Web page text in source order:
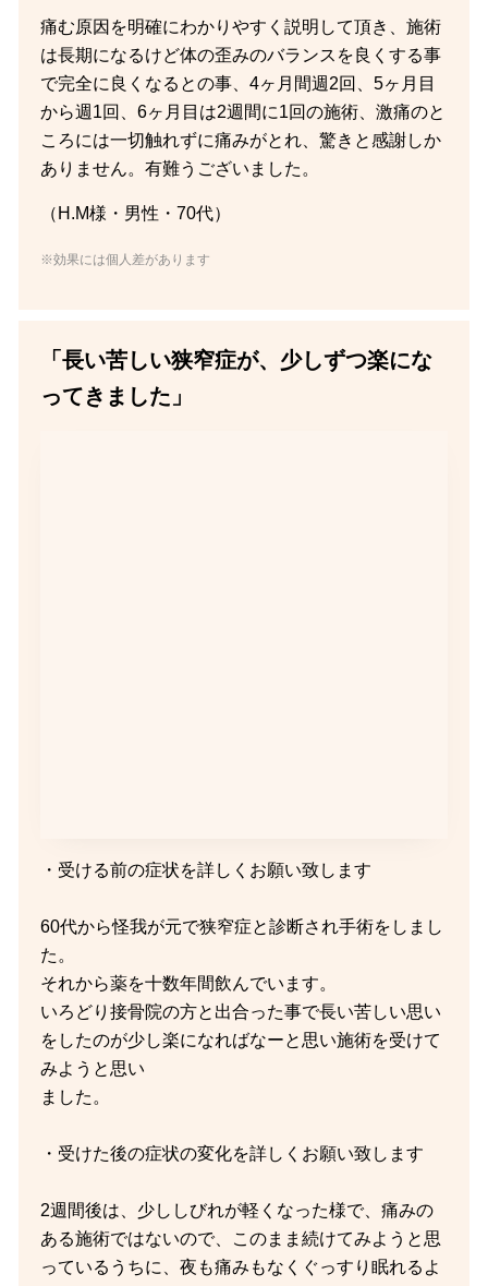
痛む原因を明確にわかりやすく説明して頂き、施術
は長期になるけど体の歪みのバランスを良くする事
で完全に良くなるとの事、4ヶ月間週2回、5ヶ月目
から週1回、6ヶ月目は2週間に1回の施術、激痛のと
ころには一切触れずに痛みがとれ、驚きと感謝しか
ありません。有難うございました。
（H.M様・男性・70代）
※効果には個人差があります
「長い苦しい狭窄症が、少しずつ楽にな
ってきました」
・受ける前の症状を詳しくお願い致します
60代から怪我が元で狭窄症と診断され手術をしまし
た。
それから薬を十数年間飲んでいます。
いろどり接骨院の方と出合った事で長い苦しい思い
をしたのが少し楽になればなーと思い施術を受けて
みようと思い
ました。
・受けた後の症状の変化を詳しくお願い致します
2週間後は、少ししびれが軽くなった様で、痛みの
ある施術ではないので、このまま続けてみようと思
っているうちに、夜も痛みもなくぐっすり眠れるよ